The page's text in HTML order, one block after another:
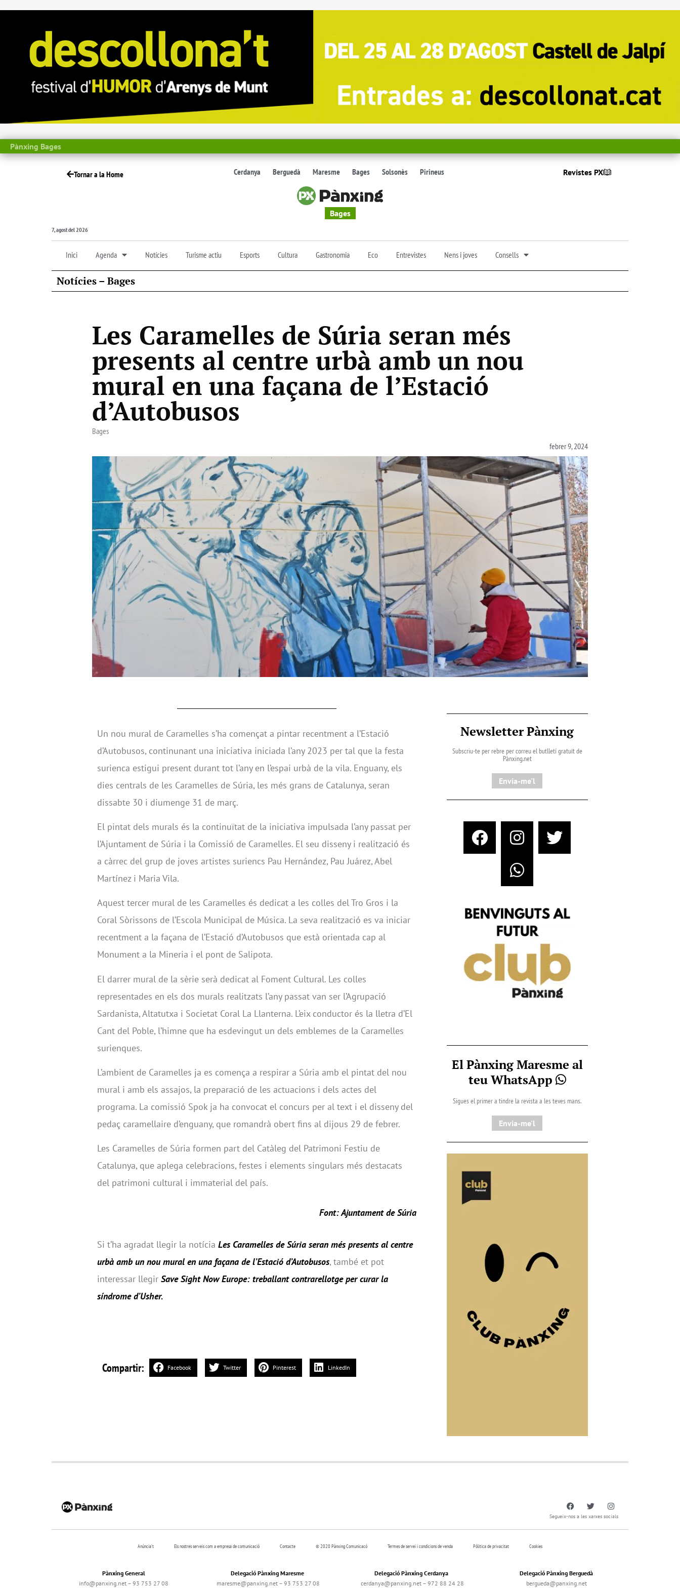
Pànxing Bages
Tornar a la Home Cerdanya Berguedà Maresme Bages Solsonès Pirineus Revistes PX
Bages
7, agost del 2026
Inici Agenda Notícies Turisme actiu Esports Cultura Gastronomia Eco Entrevistes Nens i joves Consells
Notícies – Bages
Les Caramelles de Súria seran més
presents al centre urbà amb un nou
mural en una façana de l’Estació
d’Autobusos
Bages
febrer 9, 2024
Un nou mural de Caramelles s’ha començat a pintar recentment a l’Estació
d’Autobusos, continunant una iniciativa iniciada l’any 2023 per tal que la festa
surienca estigui present durant tot l’any en l’espai urbà de la vila. Enguany, els
dies centrals de les Caramelles de Súria, les més grans de Catalunya, seran
dissabte 30 i diumenge 31 de març.
El pintat dels murals és la continuïtat de la iniciativa impulsada l’any passat per
l’Ajuntament de Súria i la Comissió de Caramelles. El seu disseny i realització és
a càrrec del grup de joves artistes suriencs Pau Hernández, Pau Juárez, Abel
Martínez i Maria Vila.
Aquest tercer mural de les Caramelles és dedicat a les colles del Tro Gros i la
Coral Sòrissons de l’Escola Municipal de Música. La seva realització es va iniciar
recentment a la façana de l’Estació d’Autobusos que està orientada cap al
Monument a la Mineria i el pont de Salipota.
El darrer mural de la sèrie serà dedicat al Foment Cultural. Les colles
representades en els dos murals realitzats l’any passat van ser l’Agrupació
Sardanista, Altatutxa i Societat Coral La Llanterna. L’eix conductor és la lletra d’El
Cant del Poble, l’himne que ha esdevingut un dels emblemes de la Caramelles
surienques.
L’ambient de Caramelles ja es comença a respirar a Súria amb el pintat del nou
mural i amb els assajos, la preparació de les actuacions i dels actes del
programa. La comissió Spok ja ha convocat el concurs per al text i el disseny del
pedaç caramellaire d’enguany, que romandrà obert fins al dijous 29 de febrer.
Les Caramelles de Súria formen part del Catàleg del Patrimoni Festiu de
Catalunya, que aplega celebracions, festes i elements singulars més destacats
del patrimoni cultural i immaterial del país.
Font: Ajuntament de Súria
Si t’ha agradat llegir la notícia Les Caramelles de Súria seran més presents al centre
urbà amb un nou mural en una façana de l’Estació d’Autobusos, també et pot
interessar llegir Save Sight Now Europe: treballant contrarellotge per curar la
síndrome d’Usher.
Compartir: Facebook Twitter Pinterest LinkedIn
Newsletter Pànxing
Subscriu-te per rebre per correu el butlletí gratuït de
Pànxing.net​
Envia-me'l
El Pànxing Maresme al
teu WhatsApp
Sigues el primer a tindre la revista a les teves mans.
Envia-me'l
Segueix-nos a les xarxes socials
Anúncia’t Els nostres serveis com a empresa de comunicació Contacte © 2020 Pànxing Comunicacó Termes de servei i condicions de venda Pólitica de privacitat Cookies
Pànxing General
info@panxing.net – 93 753 27 08
Delegació Pànxing Maresme
maresme@panxing.net – 93 753 27 08
Delegació Pànxing Cerdanya
cerdanya@panxing.net – 972 88 24 28
Delegació Pànxing Berguedà
bergueda@panxing.net